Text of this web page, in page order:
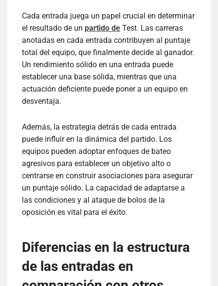
Cada entrada juega un papel crucial en determinar
el resultado de un partido de Test. Las carreras
anotadas en cada entrada contribuyen al puntaje
total del equipo, que finalmente decide al ganador.
Un rendimiento sólido en una entrada puede
establecer una base sólida, mientras que una
actuación deficiente puede poner a un equipo en
desventaja.
Además, la estrategia detrás de cada entrada
puede influir en la dinámica del partido. Los
equipos pueden adoptar enfoques de bateo
agresivos para establecer un objetivo alto o
centrarse en construir asociaciones para asegurar
un puntaje sólido. La capacidad de adaptarse a
las condiciones y al ataque de bolos de la
oposición es vital para el éxito.
Diferencias en la estructura
de las entradas en